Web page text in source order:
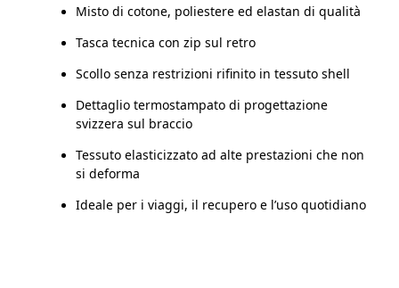
Misto di cotone, poliestere ed elastan di qualità
Tasca tecnica con zip sul retro
Scollo senza restrizioni rifinito in tessuto shell
Dettaglio termostampato di progettazione
svizzera sul braccio
Tessuto elasticizzato ad alte prestazioni che non
si deforma
Ideale per i viaggi, il recupero e l’uso quotidiano